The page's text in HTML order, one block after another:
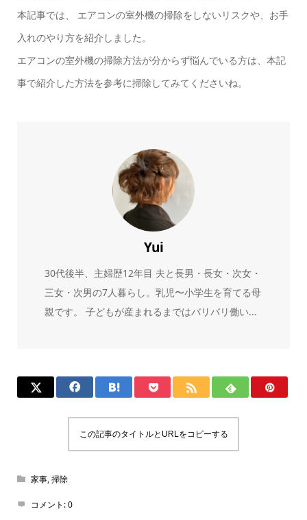
本記事では、 エアコンの室外機の掃除をしないリスクや、お手
入れのやり方を紹介しました。
エアコンの室外機の掃除方法が分からず悩んでいる方は、本記
事で紹介した方法を参考に掃除してみてくださいね。
Yui
30代後半、主婦歴12年目 夫と長男・長女・次女・
三女・次男の7人暮らし。乳児〜小学生を育てる母
親です。 子どもが産まれるまではバリバリ働い...
この記事のタイトルとURLをコピーする
家事,掃除
コメント:0